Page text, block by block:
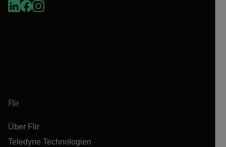
Flir
Über Flir
Teledyne Technologien